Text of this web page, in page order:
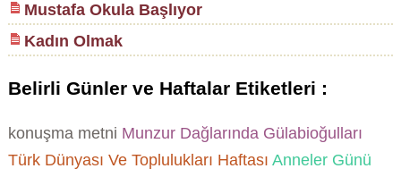
Mustafa Okula Başlıyor
Kadın Olmak
Belirli Günler ve Haftalar Etiketleri :
konuşma metni Munzur Dağlarında Gülabioğulları
Türk Dünyası Ve Toplulukları Haftası Anneler Günü